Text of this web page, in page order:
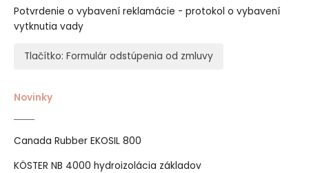
Potvrdenie o vybavení reklamácie - protokol o vybavení
vytknutia vady
Tlačítko: Formulár odstúpenia od zmluvy
Novinky
Canada Rubber EKOSIL 800
KÖSTER NB 4000 hydroizolácia základov